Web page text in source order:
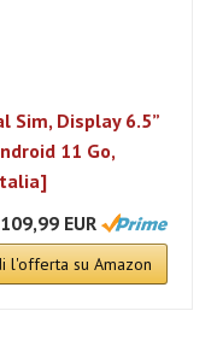
Sim, Display 6.5”
11 Go,
109,99 EUR
l'offerta su Amazon